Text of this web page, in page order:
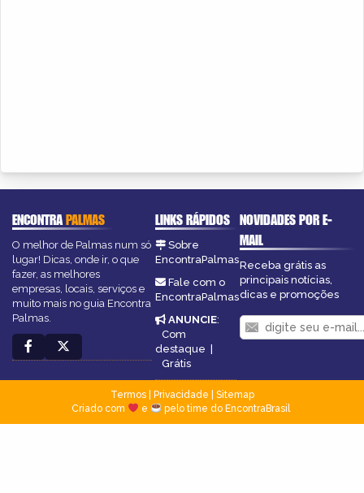
ENCONTRAPALMAS
O melhor de Palmas num só
lugar! Dicas, onde ir, o que
fazer, as melhores
empresas, locais, serviços e
muito mais no guia Encontra
Palmas.
LINKS RÁPIDOS
Sobre
EncontraPalmas
Fale com o
EncontraPalmas
ANUNCIE:
Com
destaque |
Grátis
NOVIDADES POR E-
MAIL
Receba grátis as
principais notícias,
dicas e promoções
Termos| Privacidade
Sitemap
Criado com
e pelo time do EncontraBrasil